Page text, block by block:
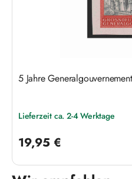
5 Jahre
Lieferzeit ca. 2-4 Werktage
19,95 €